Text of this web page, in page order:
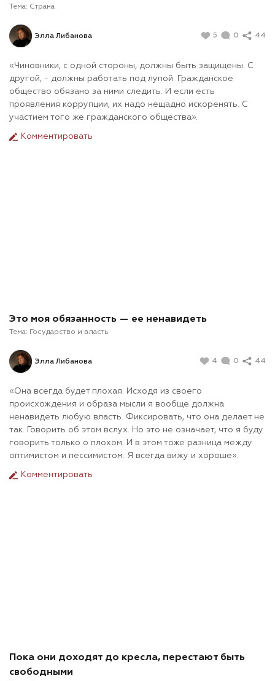
Тема: Страна
Элла Либанова 5 0 44
«Чиновники, с одной стороны, должны быть защищены. С
другой, - должны работать под лупой. Гражданское
общество обязано за ними следить. И если есть
проявления коррупции, их надо нещадно искоренять. С
участием того же гражданского общества».
Комментировать
Это моя обязанность — ее ненавидеть
Тема: Государство и власть
Элла Либанова 4 0 44
«Она всегда будет плохая. Исходя из своего
происхождения и образа мысли я вообще должна
ненавидеть любую власть. Фиксировать, что она делает не
так. Говорить об этом вслух. Но это не означает, что я буду
говорить только о плохом. И в этом тоже разница между
оптимистом и пессимистом. Я всегда вижу и хороше».
Комментировать
Пока они доходят до кресла, перестают быть
свободными